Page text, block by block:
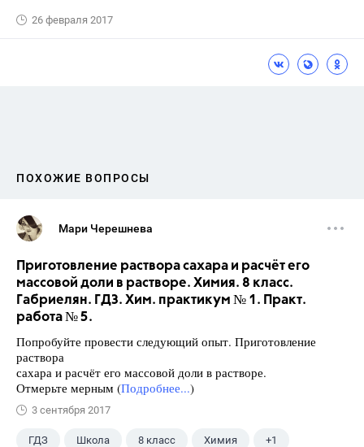
26 февраля 2017
ПОХОЖИЕ ВОПРОСЫ
Мари Черешнева
Приготовление раствора сахара и расчёт его
массовой доли в растворе. Химия. 8 класс.
Габриелян. ГДЗ. Хим. практикум № 1. Практ.
работа № 5.
Попробуйте провести следующий опыт. Приготовление
раствора
сахара и расчёт его массовой доли в растворе.
Отмерьте мерным (Подробнее...)
3 сентября 2017
ГДЗ Школа 8 класс Химия +1